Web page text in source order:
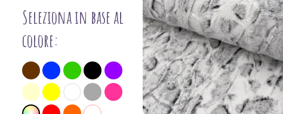
Seleziona in base al
colore: